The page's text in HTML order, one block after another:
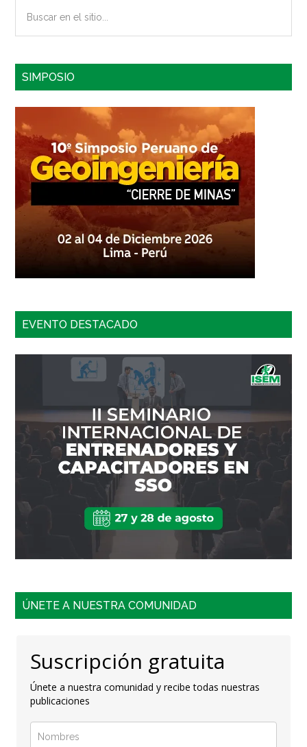
SIMPOSIO
EVENTO DESTACADO
ÚNETE A NUESTRA COMUNIDAD
Suscripción gratuita
Únete a nuestra comunidad y recibe todas nuestras
publicaciones